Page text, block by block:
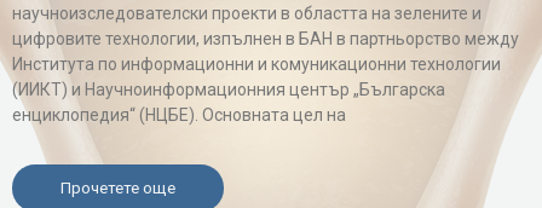
научноизследователски проекти в областта на зелените и
цифровите технологии, изпълнен в БАН в партньорство между
Института по информационни и комуникационни технологии
(ИИКТ) и Научноинформационния център „Българска
енциклопедия“ (НЦБЕ). Основната цел на
Прочетете още